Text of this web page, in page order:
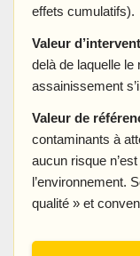
effets cumulatifs).
Valeur
delà de laquelle le
assainissement
Valeur de
contaminants à
aucun risque
l’environnement.
qualité » et